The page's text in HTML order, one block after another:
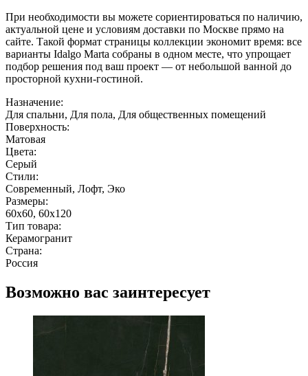
При необходимости вы можете сориентироваться по наличию,
актуальной цене и условиям доставки по Москве прямо на
сайте. Такой формат страницы коллекции экономит время: все
варианты Idalgo Marta собраны в одном месте, что упрощает
подбор решения под ваш проект — от небольшой ванной до
просторной кухни-гостиной.
Назначение:
Для спальни, Для пола, Для общественных помещений
Поверхность:
Матовая
Цвета:
Серый
Стили:
Современный, Лофт, Эко
Размеры:
60x60, 60x120
Тип товара:
Керамогранит
Страна:
Россия
Возможно вас заинтересует